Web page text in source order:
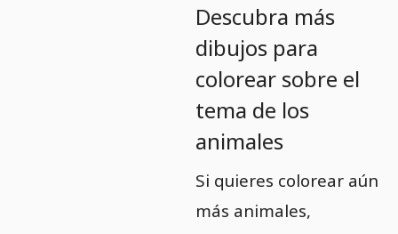
Descubra más
dibujos para
colorear sobre el
tema de los
animales
Si quieres colorear aún
más animales,